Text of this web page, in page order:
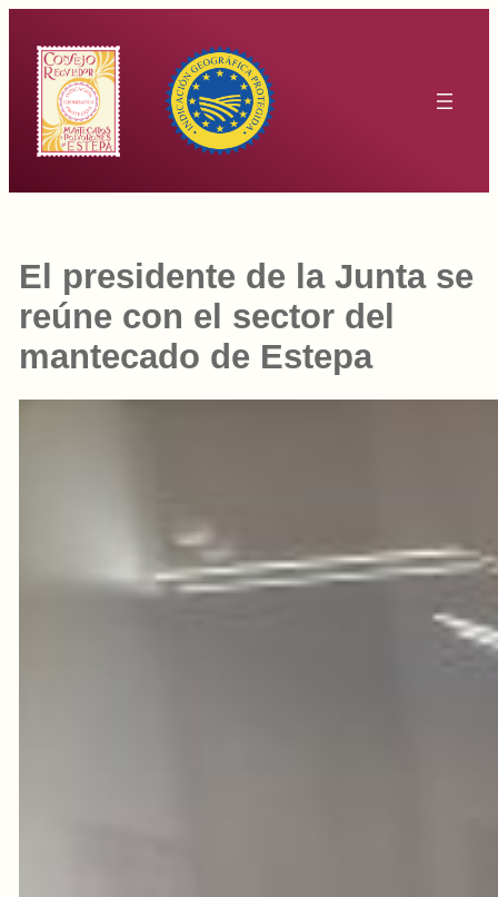
contenido
El presidente de la Junta se
reúne con el sector del
mantecado de Estepa